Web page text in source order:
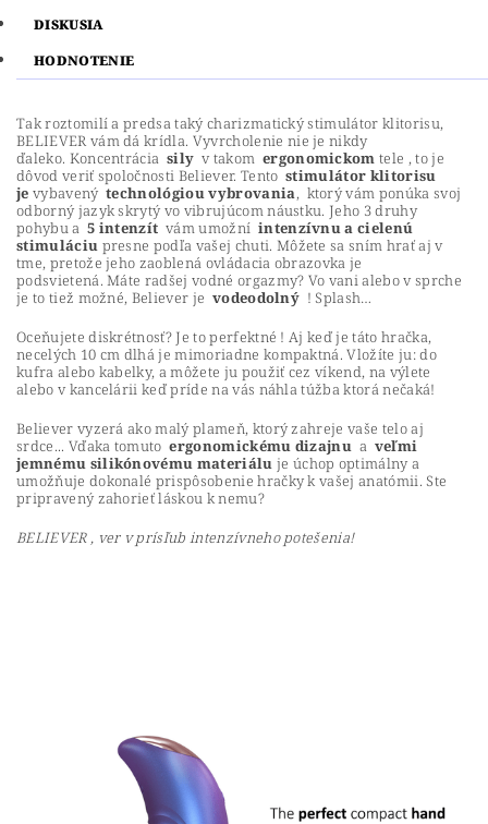
DISKUSIA
HODNOTENIE
Tak roztomilí a predsa taký charizmatický stimulátor klitorisu,
BELIEVER vám dá krídla. Vyvrcholenie nie je nikdy
ďaleko. Koncentrácia sily v takom ergonomickom tele , to je
dôvod veriť spoločnosti Believer. Tento stimulátor klitorisu
je vybavený technológiou vybrovania, ktorý vám ponúka svoj
odborný jazyk skrytý vo vibrujúcom náustku. Jeho 3 druhy
pohybu a 5 intenzít vám umožní intenzívnu a cielenú
stimuláciu presne podľa vašej chuti. Môžete sa sním hrať aj v
tme, pretože jeho zaoblená ovládacia obrazovka je
podsvietená. Máte radšej vodné orgazmy? Vo vani alebo v sprche
je to tiež možné, Believer je vodeodolný ! Splash…
Oceňujete diskrétnosť? Je to perfektné ! Aj keď je táto hračka,
necelých 10 cm dlhá je mimoriadne kompaktná. Vložíte ju: do
kufra alebo kabelky, a môžete ju použiť cez víkend, na výlete
alebo v kancelárii keď príde na vás náhla túžba ktorá nečaká!
Believer vyzerá ako malý plameň, ktorý zahreje vaše telo aj
srdce... Vďaka tomuto ergonomickému dizajnu a veľmi
jemnému silikónovému materiálu je úchop optimálny a
umožňuje dokonalé prispôsobenie hračky k vašej anatómii. Ste
pripravený zahorieť láskou k nemu?
BELIEVER , ver v prísľub intenzívneho potešenia!